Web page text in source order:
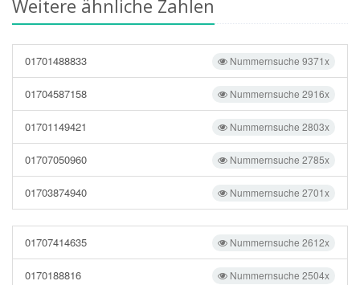
Weitere ähnliche Zahlen
Nummernsuche 9371x
01701488833
Nummernsuche 2916x
01704587158
Nummernsuche 2803x
01701149421
Nummernsuche 2785x
01707050960
Nummernsuche 2701x
01703874940
Nummernsuche 2612x
01707414635
Nummernsuche 2504x
0170188816